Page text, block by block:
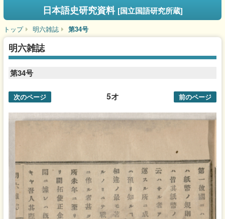
日本語史研究資料 [国立国語研究所蔵]
トップ 明六雑誌 第34号
明六雑誌
第34号
5オ
次のページ 前のページ